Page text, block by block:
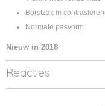
Borstzak in
Normale pasvorm
Nieuw in 2018
Reacties